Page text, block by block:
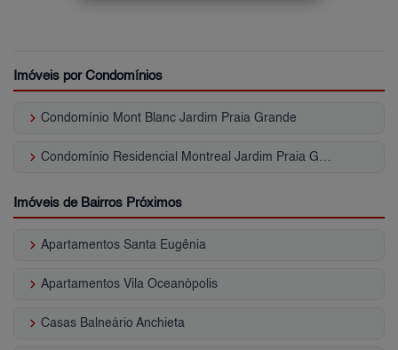
Imóveis por Condomínios
keyboard_arrow_right Condomínio Mont Blanc Jardim Praia Grande
keyboard_arrow_right Condomínio Residencial Montreal Jardim Praia Grande
Imóveis de Bairros Próximos
keyboard_arrow_right Apartamentos Santa Eugênia
keyboard_arrow_right Apartamentos Vila Oceanópolis
keyboard_arrow_right Casas Balneário Anchieta